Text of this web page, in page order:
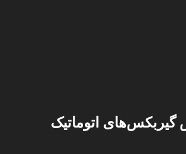
گیربکس‌‌‌‌های اتوماتیک